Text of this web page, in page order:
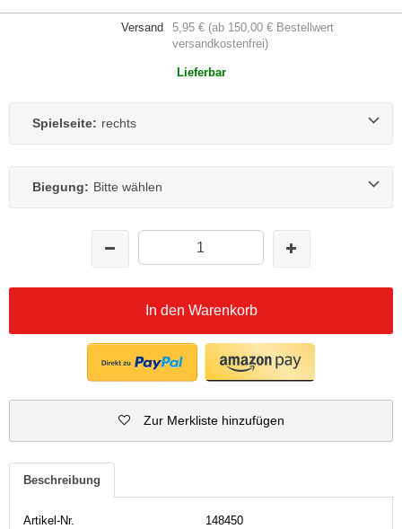
Versand
5,95 € (ab 150,00 € Bestellwert
versandkostenfrei)
Lieferbar
Spielseite: rechts
Biegung: Bitte wählen
In den Warenkorb
Zur Merkliste hinzufügen
Beschreibung
Artikel-Nr.
148450